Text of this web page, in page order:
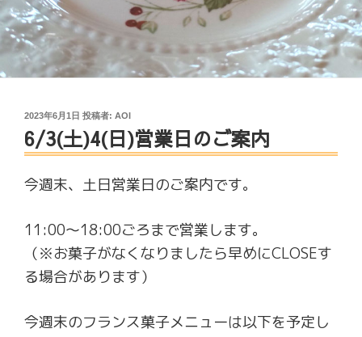
投
稿
日:
2023年6月1日 投稿者: AOI
6/3(土)4(日)営業日のご案内
今週末、土日営業日のご案内です。
11:00～18:00ごろまで営業します。
（※お菓子がなくなりましたら早めにCLOSEす
る場合があります）
今週末のフランス菓子メニューは以下を予定し